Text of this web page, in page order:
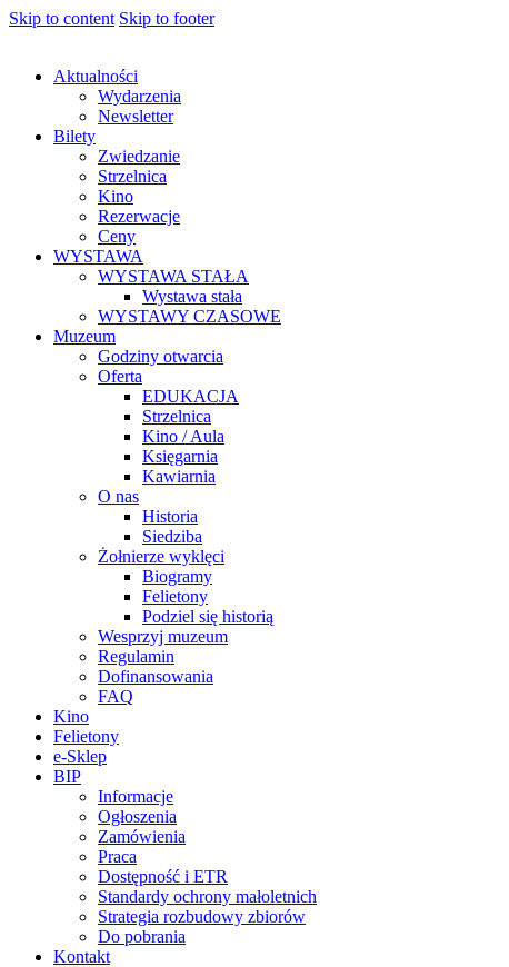
Skip to content Skip to footer
Aktualności
Wydarzenia
Newsletter
Bilety
Zwiedzanie
Strzelnica
Kino
Rezerwacje
Ceny
WYSTAWA
WYSTAWA STAŁA
Wystawa stała
WYSTAWY CZASOWE
Muzeum
Godziny otwarcia
Oferta
EDUKACJA
Strzelnica
Kino / Aula
Księgarnia
Kawiarnia
O nas
Historia
Siedziba
Żołnierze wyklęci
Biogramy
Felietony
Podziel się historią
Wesprzyj muzeum
Regulamin
Dofinansowania
FAQ
Kino
Felietony
e-Sklep
BIP
Informacje
Ogłoszenia
Zamówienia
Praca
Dostępność i ETR
Standardy ochrony małoletnich
Strategia rozbudowy zbiorów
Do pobrania
Kontakt